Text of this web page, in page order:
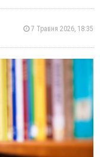
7 Травня 2026, 18:35